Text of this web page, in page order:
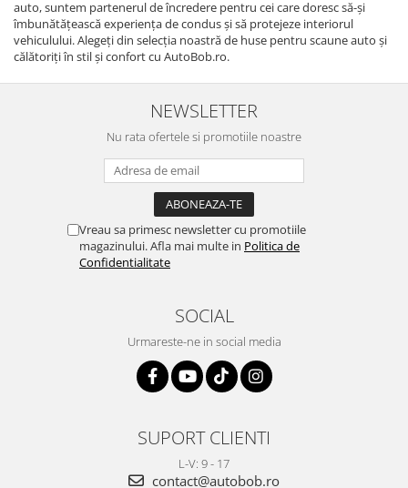
auto, suntem partenerul de încredere pentru cei care doresc să-și
îmbunătățească experiența de condus și să protejeze interiorul
vehiculului. Alegeți din selecția noastră de huse pentru scaune auto și
călătoriți în stil și confort cu AutoBob.ro.
NEWSLETTER
Nu rata ofertele si promotiile noastre
Vreau sa primesc newsletter cu promotiile
magazinului. Afla mai multe in Politica de
Confidentialitate
SOCIAL
Urmareste-ne in social media
SUPORT CLIENTI
L-V: 9 - 17
contact@autobob.ro